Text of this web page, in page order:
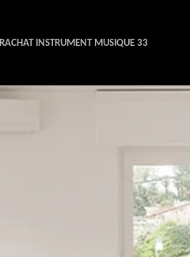
RACHAT INSTRUMENT MUSIQUE 33